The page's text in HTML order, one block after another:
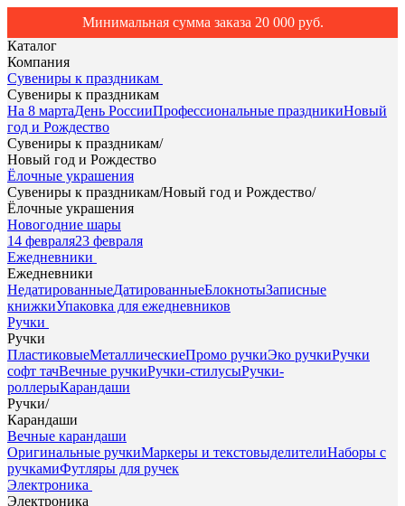
Минимальная сумма заказа 20 000 руб.
Каталог
Компания
Сувениры к праздникам
Сувениры к праздникам
На 8 мартаДень РоссииПрофессиональные праздникиНовый
год и Рождество
Сувениры к праздникам/
Новый год и Рождество
Ёлочные украшения
Сувениры к праздникам/Новый год и Рождество/
Ёлочные украшения
Новогодние шары
14 февраля23 февраля
Ежедневники
Ежедневники
НедатированныеДатированныеБлокнотыЗаписные
книжкиУпаковка для ежедневников
Ручки
Ручки
ПластиковыеМеталлическиеПромо ручкиЭко ручкиРучки
софт тачВечные ручкиРучки-стилусыРучки-
роллерыКарандаши
Ручки/
Карандаши
Вечные карандаши
Оригинальные ручкиМаркеры и текстовыделителиНаборы с
ручкамиФутляры для ручек
Электроника
Электроника